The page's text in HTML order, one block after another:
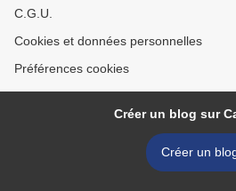
C.G.U.
Cookies et données personnelles
Préférences cookies
Créer un blog sur
Créer un